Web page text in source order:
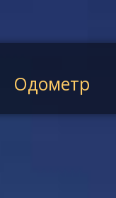
Одометр